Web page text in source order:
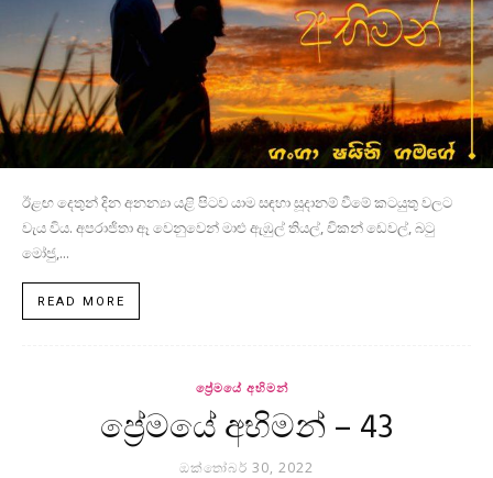
ඊළඟ දෙතුන් දින අනන්‍යා යළි පිටව යාම සඳහා සූදානම් වීමේ කටයුතු වලට
වැය විය. අපරාජිතා ඈ වෙනුවෙන් මාළු ඇඹුල් තියල්, චිකන් ඩෙවල්, බටු
මෝජු,...
READ MORE
ප්‍රේමයේ අභිමන්
ප්‍රේමයේ අභිමන් – 43
ඔක්තෝබර් 30, 2022